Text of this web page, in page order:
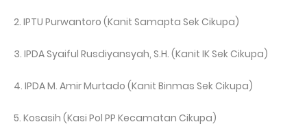
2. IPTU Purwantoro (Kanit Samapta Sek Cikupa)
3. IPDA Syaiful Rusdiyansyah, S.H. (Kanit IK Sek Cikupa)
4. IPDA M. Amir Murtado (Kanit Binmas Sek Cikupa)
5. Kosasih (Kasi Pol PP Kecamatan Cikupa)